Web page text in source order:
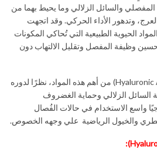
والسائل الزلالي وما يحيط بهما من
وتدهور الأداء الحركي. وقد اتجهت
الحيوية الطبيعية التي تُحاكي المكونات
وظيفة المفصل وتقليل الالتهاب دون
ويُعد حمض الهيالورونيك (Hyaluronic Acid) من أهم هذه المواد، نظرًا لدوره
الزلالي وحماية الغضروف
واسع الاستخدام في حالات الفُصال
والخيول الرياضية علي وجهه الخصوص.
: